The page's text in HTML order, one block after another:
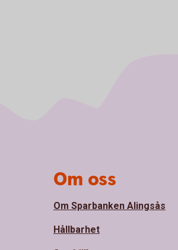
Om oss
Om Sparbanken Alingsås
Hållbarhet